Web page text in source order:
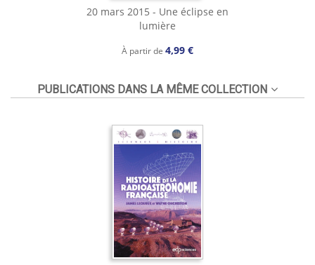
20 mars 2015 - Une éclipse en
lumière
À partir de 4,99 €
PUBLICATIONS DANS LA MÊME COLLECTION